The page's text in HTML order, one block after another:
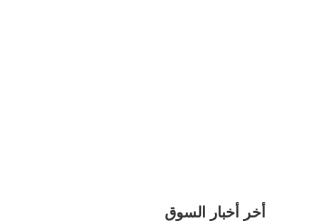
أخر أخبار السوق